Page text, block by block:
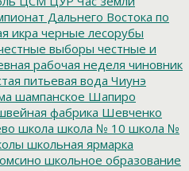
Дальнего Востока по
икра черные лесорубы
выборы честные и
рабочая неделя чиновник
питьевая вода Чиунэ
шампанское Шапиро
фабрика Шевченко
школа школа № 10 школа №
школьная ярмарка
школьное образование